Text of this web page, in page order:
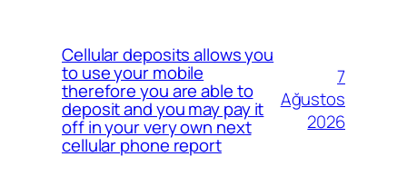
Cellular deposits allows you
to use your mobile
therefore you are able to
deposit and you may pay it
off in your very own next
cellular phone report
7
Ağustos
2026